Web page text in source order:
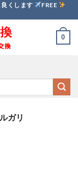
くします
FREE
0
ガリ